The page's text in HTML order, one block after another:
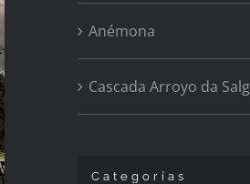
Anémona
Cascada Arroyo da
Categorías